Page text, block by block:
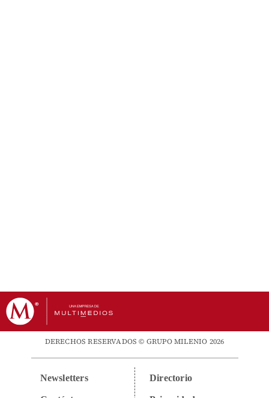
DERECHOS RESERVADOS © GRUPO MILENIO 2026
Newsletters Directorio